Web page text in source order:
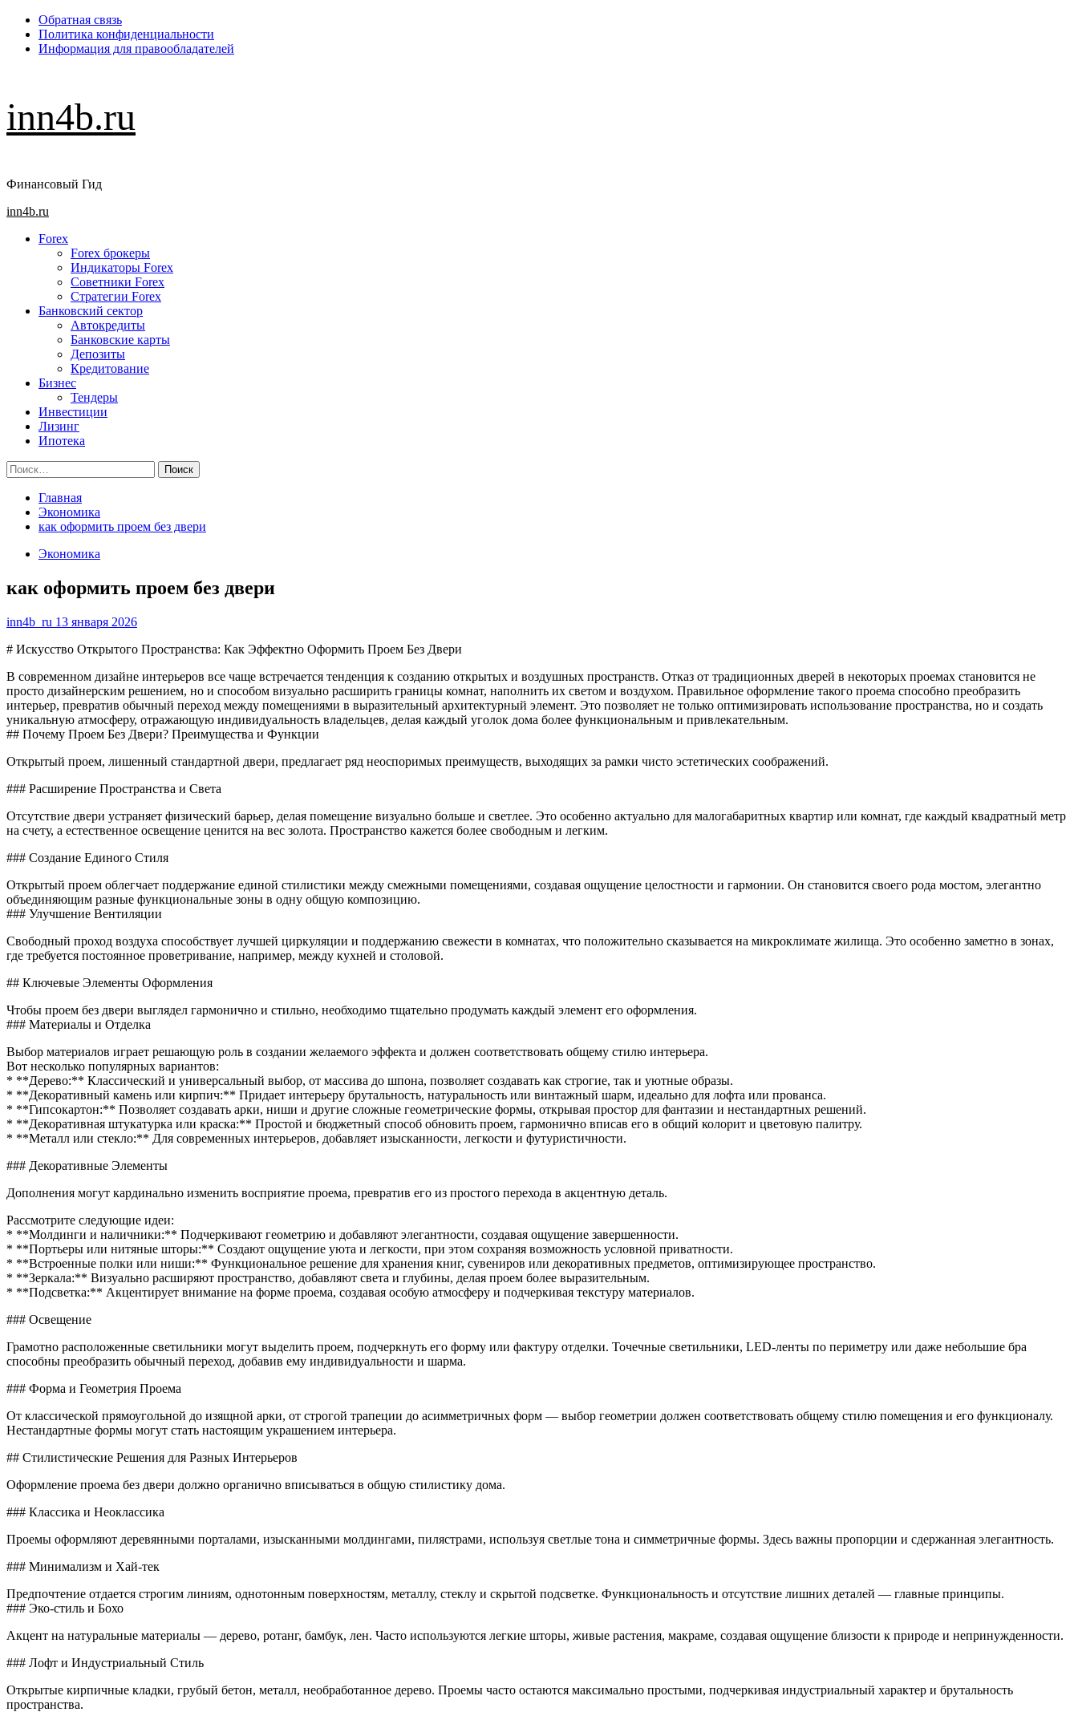
Перейти
содержимому
Обратная связь
Политика конфиденциальности
Информация для правообладателей
inn4b.ru
Финансовый Гид
Основное
inn4b.ru
Forex
Forex брокеры
Индикаторы Forex
Советники Forex
Стратегии Forex
Банковский сектор
Автокредиты
Банковские карты
Депозиты
Кредитование
Бизнес
Тендеры
Инвестиции
Лизинг
Ипотека
Найти:
Главная
Экономика
как оформить проем без двери
Экономика
как оформить проем без двери
inn4b_ru 13 января 2026
# Искусство Открытого Пространства: Как Эффектно Оформить Проем Без Двери
В современном дизайне интерьеров все чаще встречается тенденция к созданию открытых и воздушных пространств. Отказ от традиционных дверей в некоторых проемах становится не
просто дизайнерским решением, но и способом визуально расширить границы комнат, наполнить их светом и воздухом. Правильное оформление такого проема способно преобразить
интерьер, превратив обычный переход между помещениями в выразительный архитектурный элемент. Это позволяет не только оптимизировать использование пространства, но и создать
уникальную атмосферу, отражающую индивидуальность владельцев, делая каждый уголок дома более функциональным и привлекательным.
## Почему Проем Без Двери? Преимущества и Функции
Открытый проем, лишенный стандартной двери, предлагает ряд неоспоримых преимуществ, выходящих за рамки чисто эстетических соображений.
### Расширение Пространства и Света
Отсутствие двери устраняет физический барьер, делая помещение визуально больше и светлее. Это особенно актуально для малогабаритных квартир или комнат, где каждый квадратный метр
на счету, а естественное освещение ценится на вес золота. Пространство кажется более свободным и легким.
### Создание Единого Стиля
Открытый проем облегчает поддержание единой стилистики между смежными помещениями, создавая ощущение целостности и гармонии. Он становится своего рода мостом, элегантно
объединяющим разные функциональные зоны в одну общую композицию.
### Улучшение Вентиляции
Свободный проход воздуха способствует лучшей циркуляции и поддержанию свежести в комнатах, что положительно сказывается на микроклимате жилища. Это особенно заметно в зонах,
где требуется постоянное проветривание, например, между кухней и столовой.
## Ключевые Элементы Оформления
Чтобы проем без двери выглядел гармонично и стильно, необходимо тщательно продумать каждый элемент его оформления.
### Материалы и Отделка
Выбор материалов играет решающую роль в создании желаемого эффекта и должен соответствовать общему стилю интерьера.
Вот несколько популярных вариантов:
* **Дерево:** Классический и универсальный выбор, от массива до шпона, позволяет создавать как строгие, так и уютные образы.
* **Декоративный камень или кирпич:** Придает интерьеру брутальность, натуральность или винтажный шарм, идеально для лофта или прованса.
* **Гипсокартон:** Позволяет создавать арки, ниши и другие сложные геометрические формы, открывая простор для фантазии и нестандартных решений.
* **Декоративная штукатурка или краска:** Простой и бюджетный способ обновить проем, гармонично вписав его в общий колорит и цветовую палитру.
* **Металл или стекло:** Для современных интерьеров, добавляет изысканности, легкости и футуристичности.
### Декоративные Элементы
Дополнения могут кардинально изменить восприятие проема, превратив его из простого перехода в акцентную деталь.
Рассмотрите следующие идеи:
* **Молдинги и наличники:** Подчеркивают геометрию и добавляют элегантности, создавая ощущение завершенности.
* **Портьеры или нитяные шторы:** Создают ощущение уюта и легкости, при этом сохраняя возможность условной приватности.
* **Встроенные полки или ниши:** Функциональное решение для хранения книг, сувениров или декоративных предметов, оптимизирующее пространство.
* **Зеркала:** Визуально расширяют пространство, добавляют света и глубины, делая проем более выразительным.
* **Подсветка:** Акцентирует внимание на форме проема, создавая особую атмосферу и подчеркивая текстуру материалов.
### Освещение
Грамотно расположенные светильники могут выделить проем, подчеркнуть его форму или фактуру отделки. Точечные светильники, LED-ленты по периметру или даже небольшие бра
способны преобразить обычный переход, добавив ему индивидуальности и шарма.
### Форма и Геометрия Проема
От классической прямоугольной до изящной арки, от строгой трапеции до асимметричных форм — выбор геометрии должен соответствовать общему стилю помещения и его функционалу.
Нестандартные формы могут стать настоящим украшением интерьера.
## Стилистические Решения для Разных Интерьеров
Оформление проема без двери должно органично вписываться в общую стилистику дома.
### Классика и Неоклассика
Проемы оформляют деревянными порталами, изысканными молдингами, пилястрами, используя светлые тона и симметричные формы. Здесь важны пропорции и сдержанная элегантность.
### Минимализм и Хай-тек
Предпочтение отдается строгим линиям, однотонным поверхностям, металлу, стеклу и скрытой подсветке. Функциональность и отсутствие лишних деталей — главные принципы.
### Эко-стиль и Бохо
Акцент на натуральные материалы — дерево, ротанг, бамбук, лен. Часто используются легкие шторы, живые растения, макраме, создавая ощущение близости к природе и непринужденности.
### Лофт и Индустриальный Стиль
Открытые кирпичные кладки, грубый бетон, металл, необработанное дерево. Проемы часто остаются максимально простыми, подчеркивая индустриальный характер и брутальность
пространства.